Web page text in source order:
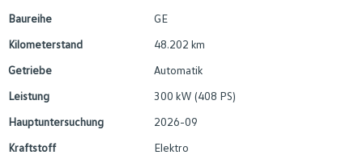
Baureihe
GE
Kilometerstand
48.202 km
Getriebe
Automatik
Leistung
300 kW (408 PS)
Hauptuntersuchung
2026-09
Kraftstoff
Elektro